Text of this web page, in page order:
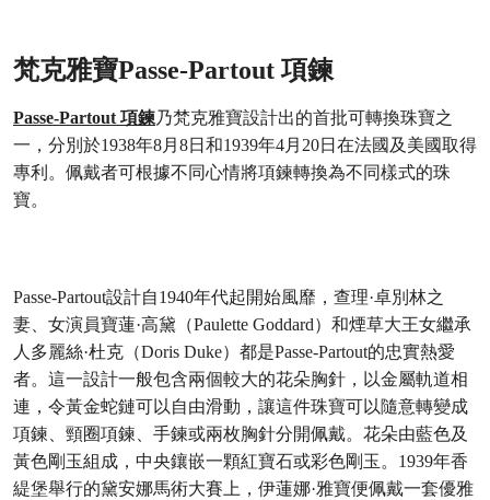
梵克雅寶Passe-Partout 項鍊
Passe-Partout 項鍊乃梵克雅寶設計出的首批可轉換珠寶之
一，分別於1938年8月8日和1939年4月20日在法國及美國取得
專利。佩戴者可根據不同心情將項鍊轉換為不同樣式的珠
寶。
Passe-Partout設計自1940年代起開始風靡，查理·卓別林之
妻、女演員寶蓮·高黛（Paulette Goddard）和煙草大王女繼承
人多麗絲·杜克（Doris Duke）都是Passe-Partout的忠實熱愛
者。這一設計一般包含兩個較大的花朵胸針，以金屬軌道相
連，令黃金蛇鏈可以自由滑動，讓這件珠寶可以隨意轉變成
項鍊、頸圈項鍊、手鍊或兩枚胸針分開佩戴。花朵由藍色及
黃色剛玉組成，中央鑲嵌一顆紅寶石或彩色剛玉。1939年香
緹堡舉行的黛安娜馬術大賽上，伊蓮娜·雅寶便佩戴一套優雅